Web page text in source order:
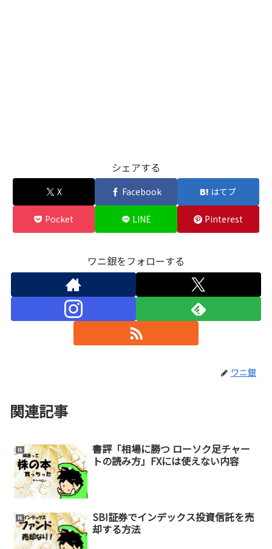
シェアする
X Facebook はてブ
Pocket LINE Pinterest
ワニ銀をフォローする
ワニ銀
関連記事
株
書評「相場に勝つ ローソク足チャー
トの読み方」FXには使えない内容
株
SBI証券でインデックス投資信託を売
却する方法